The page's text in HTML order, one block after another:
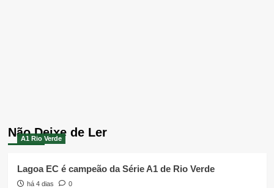
Não Deixe de Ler
A1 Rio Verde
Lagoa EC é campeão da Série A1 de Rio Verde
há 4 dias 0